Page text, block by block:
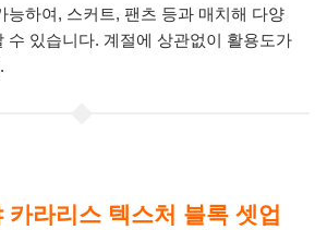
능하여, 스커트, 팬츠 등과 매치해 다양
수 있습니다. 계절에 상관없이 활용도가
카라리스 텍스처 블록 셋업